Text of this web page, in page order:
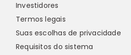
Investidores
Termos legais
Suas escolhas de privacidade
Requisitos do sistema